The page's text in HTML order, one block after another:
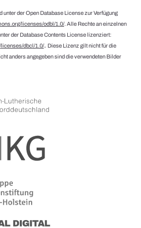
der Open Database License zur Verfügung
licenses/odbl/1.0/. Alle Rechte an einzelnen
der Database Contents License lizenziert:
dbcl/1.0/. Diese Lizenz gilt nicht für die
anders angegeben sind die verwendeten Bilder